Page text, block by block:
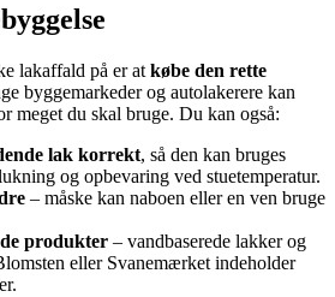
lakaffald på er at købe den rette
byggemarkeder og autolakerere kan
meget du skal bruge. Du kan også:
lak korrekt, så den kan bruges
og opbevaring ved stuetemperatur.
– måske kan naboen eller en ven bruge
produkter – vandbaserede lakker og
eller Svanemærket indeholder